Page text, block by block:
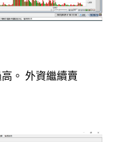
。 外資繼續賣